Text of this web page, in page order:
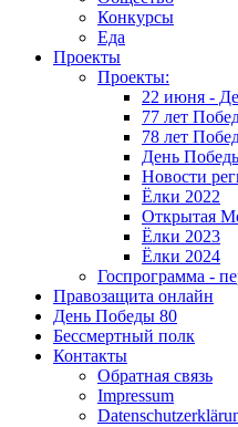
Конкурсы
Еда
Проекты
Проекты:
22 июня -
77 лет
78 лет
День
Новости
Ёлки 2022
Открытая
Ёлки 2023
Ёлки 2024
Госпрограмма -
Правозащита онлайн
День Победы 80
Бессмертный полк
Контакты
Обратная связь
Impressum